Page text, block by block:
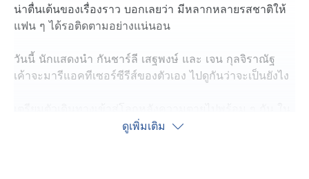
น่าตื่นเต้นของเรื่องราว บอกเลยว่า มีหลากหลายรสชาติให้
แฟน ๆ ได้รอติดตามอย่างแน่นอน
วันนี้ นักแสดงนำ กันชาร์ลี เสฐพงษ์ และ เจน กุลจิราณัฐ
เค้าจะมารีแอคทีเซอร์ซีรีส์ของตัวเอง ไปดูกันว่าจะเป็นยังไง
ซีรีส์ Rock and Soul จังหวะร็อก ปาฏิหาริย์รัก ทุกวัน
ดูเพิ่มเติม